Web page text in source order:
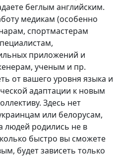
беглым английским.
медикам (особенно
спортмастерам
приложений и
ученым и пр.
от вашего уровня языка и
адаптации к новым
Здесь нет
или белорусам,
людей родились не в
быстро вы сможете
будет зависеть только